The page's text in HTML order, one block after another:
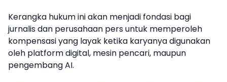
Kerangka hukum ini akan menjadi fondasi bagi
jurnalis dan perusahaan pers untuk memperoleh
kompensasi yang layak ketika karyanya digunakan
oleh platform digital, mesin pencari, maupun
pengembang AI.